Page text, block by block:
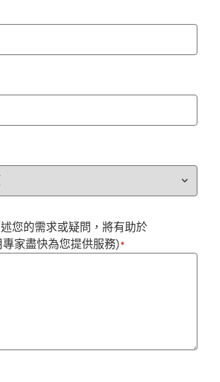
您的需求或疑問，將有助於
家盡快為您提供服務)*